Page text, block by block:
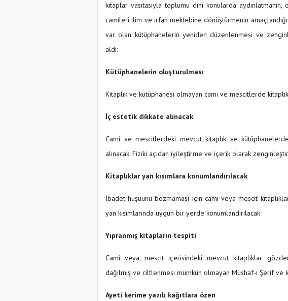
kitaplar vasıtasıyla toplumu dini konularda aydınlatmanın,
camileri ilim ve irfan mektebine dönüştürmenin
var olan kütüphanelerin yeniden düzenlenmesi ve
aldı:
Kütüphanelerin oluşturulması
Kitaplık ve kütüphanesi olmayan cami ve mescitlerde
İç estetik dikkate alınacak
Cami ve mescitlerdeki mevcut kitaplık ve
alınacak. Fiziki açıdan iyileştirme ve içerik olarak
Kitaplıklar yan kısımlara konumlandırılacak
İbadet huşuunu bozmaması için cami veya mescit
yan kısımlarında uygun bir yerde konumlandırılacak.
Yıpranmış kitapların tespiti
Cami veya mescit içerisindeki mevcut kitaplıklar
dağılmış ve ciltlenmesi mümkün olmayan Mushaf-ı Şerif
Ayeti kerime yazılı kağıtlara özen